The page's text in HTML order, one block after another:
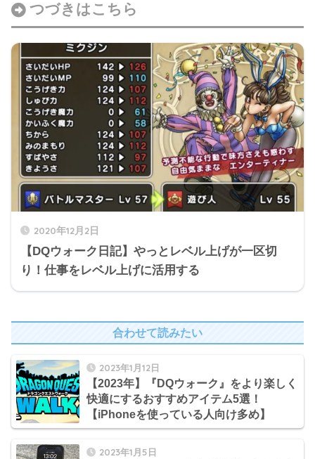
つづきはこちら
2020年12月2日
【DQウォーク日記】やっとレベル上げが一区切
り！仕事をレベル上げに活用する
合わせて読みたい
2023年1月12日
【2023年】『DQウォーク』をより楽しく
快適にするおすすめアイテム5選！
【iPhoneを使っている人向け多め】
2023年1月5日